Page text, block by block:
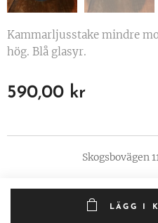
Kammarljusstake mindre
hög. Blå glasyr.
590,00 kr
LÄGG I
Skogsbovägen